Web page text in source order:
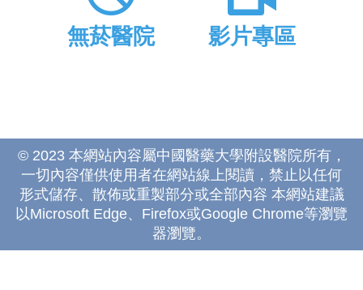
無菸醫院 影片專區
© 2023 本網站內容屬中國醫藥大學附設醫院所有，
一切內容僅供使用者在網站線上閱讀，禁止以任何
形式儲存、散佈或重製部分或全部內容 本網站建議
以Microsoft Edge、Firefox或Google Chrome等瀏覽
器瀏覽。